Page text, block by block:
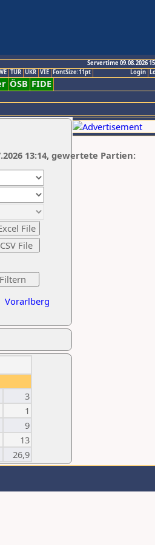
Servertime 09.08.2026
Login
TUR UKR VIE FontSize:11pt
ÖSB FIDE
Vorarlberg
13:14, gewertete Partien:
3
1
9
13
26,9